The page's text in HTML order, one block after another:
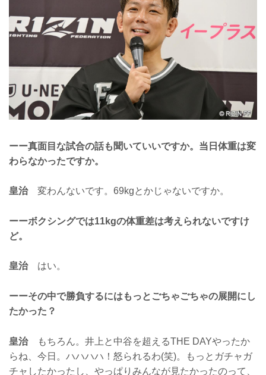
ーー真面目な試合の話も聞いていいですか。当日体重は変
わらなかったですか。
皇治変わんないです。69kgとかじゃないですか。
ーーボクシングでは11kgの体重差は考えられないですけ
ど。
皇治はい。
ーーその中で勝負するにはもっとごちゃごちゃの展開にし
たかった？
皇治もちろん。井上と中谷を超えるTHE DAYやったか
らね、今日。ハハハハ！怒られるわ(笑)。もっとガチャガ
チャしたかったし、やっぱりみんなが見たかったのって、